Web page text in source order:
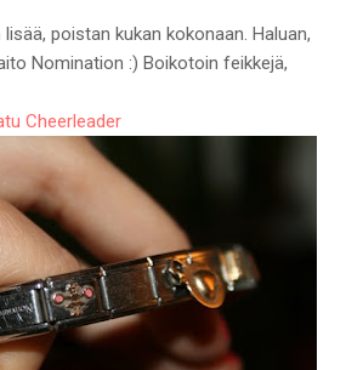
poistan kukan kokonaan. Haluan,
Nomination :) Boikotoin feikkejä,
Cheerleader